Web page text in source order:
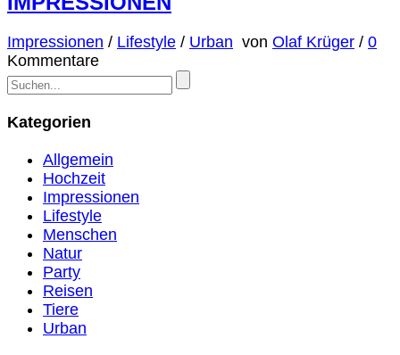
Impressionen / Lifestyle / Urban von Olaf Krüger / 0
Kommentare
Kategorien
Allgemein
Hochzeit
Impressionen
Lifestyle
Menschen
Natur
Party
Reisen
Tiere
Urban